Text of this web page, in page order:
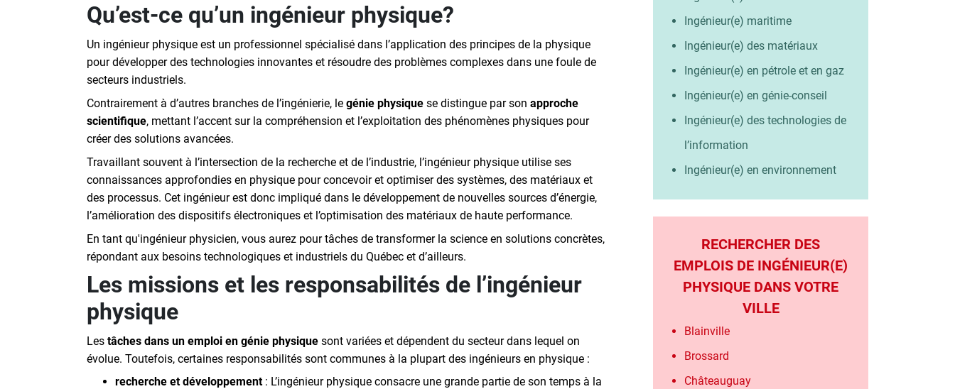
Qu’est-ce qu’un ingénieur physique?
Un ingénieur physique est un professionnel spécialisé dans l’application des principes de la physique
pour développer des technologies innovantes et résoudre des problèmes complexes dans une foule de
secteurs industriels.
Contrairement à d’autres branches de l’ingénierie, le génie physique se distingue par son approche
scientifique, mettant l’accent sur la compréhension et l’exploitation des phénomènes physiques pour
créer des solutions avancées.
Travaillant souvent à l’intersection de la recherche et de l’industrie, l’ingénieur physique utilise ses
connaissances approfondies en physique pour concevoir et optimiser des systèmes, des matériaux et
des processus. Cet ingénieur est donc impliqué dans le développement de nouvelles sources d’énergie,
l’amélioration des dispositifs électroniques et l’optimisation des matériaux de haute performance.
En tant qu'ingénieur physicien, vous aurez pour tâches de transformer la science en solutions concrètes,
répondant aux besoins technologiques et industriels du Québec et d’ailleurs.
Les missions et les responsabilités de l’ingénieur
physique
Les tâches dans un emploi en génie physique sont variées et dépendent du secteur dans lequel on
évolue. Toutefois, certaines responsabilités sont communes à la plupart des ingénieurs en physique :
recherche et développement: L’ingénieur physique consacre une grande partie de son temps à la
Ingénieur(e) maritime
Ingénieur(e) des matériaux
Ingénieur(e) en pétrole et en gaz
Ingénieur(e) en génie-conseil
Ingénieur(e) des technologies de
l’information
Ingénieur(e) en environnement
RECHERCHER DES
EMPLOIS DE INGÉNIEUR(E)
PHYSIQUE DANS VOTRE
VILLE
Blainville
Brossard
Châteauguay